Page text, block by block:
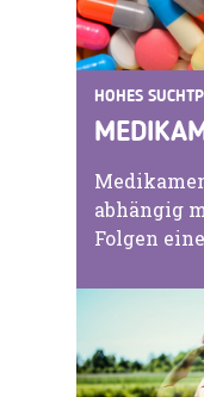
HOHES
abhängig
Folgen